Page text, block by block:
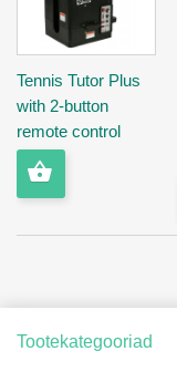
Tennis Tutor Plus
with 2-button
remote control
Tootekategooriad